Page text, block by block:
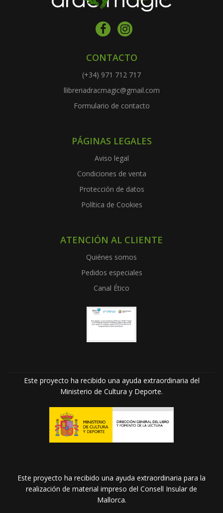
CONTACTO
(+34) 971 712 717
llibreriadracmagic@gmail.com
Formulario de contacto
PÁGINAS LEGALES
Aviso legal
Condiciones de venta
Protección de datos
Política de Cookies
ATENCIÓN AL CLIENTE
Quiénes somos
Pedidos especiales
Canal Ético
Este proyecto ha recibido una ayuda extraordinaria del
Ministerio de Cultura y Deporte.
Este proyecto ha recibido una ayuda extraordinaria para la
realización de material impreso del Consell Insular de
Mallorca.